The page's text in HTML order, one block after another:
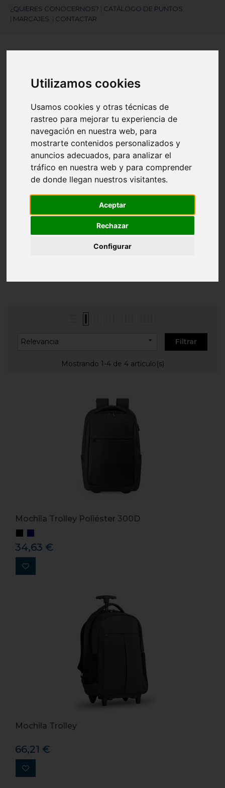
Utilizamos cookies
Usamos cookies y otras técnicas de
rastreo para mejorar tu experiencia de
navegación en nuestra web, para
mostrarte contenidos personalizados y
anuncios adecuados, para analizar el
tráfico en nuestra web y para comprender
de donde llegan nuestros visitantes.
Aceptar
Rechazar
Configurar
¿QUIERES CONOCERNOS?
CATÁLOGO DE PUNTOS
MARCAJES CONTACTAR
¿Necesitas ayuda?
945 121 003
Navegación
palanca
Artículos (0)
search
BOLSAS/MOCHILAS
Personalizadas
Mochilas con ruedas
Relevancia  Filtrar
Mostrando 1-4 de 4 artículo(s)
Mochila Trolley Poliéster 300D
34,63 €
Mochila Trolley
66,21 €